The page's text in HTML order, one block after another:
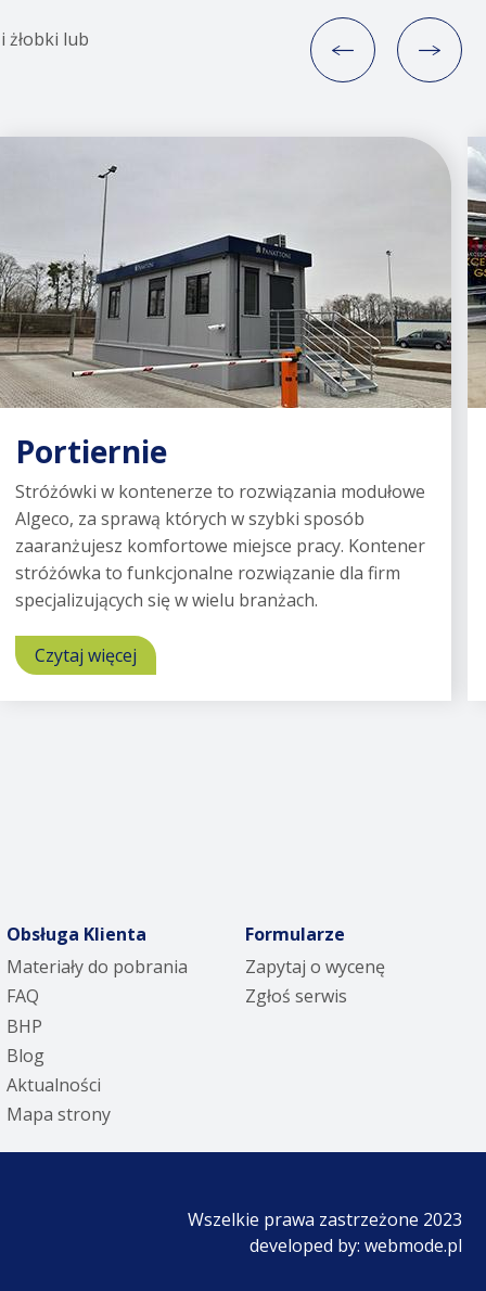
żłobki lub
Portiernie
Stróżówki w kontenerze to rozwiązania modułowe
Algeco, za sprawą których w szybki sposób
zaaranżujesz komfortowe miejsce pracy. Kontener
stróżówka to funkcjonalne rozwiązanie dla firm
specjalizujących się w wielu branżach.
Czytaj więcej
Portiernie
Obsługa Klienta
Materiały do pobrania
FAQ
BHP
Blog
Aktualności
Mapa strony
Formularze
Zapytaj o wycenę
Zgłoś serwis
Wszelkie prawa zastrzeżone 2023
developed by: webmode.pl